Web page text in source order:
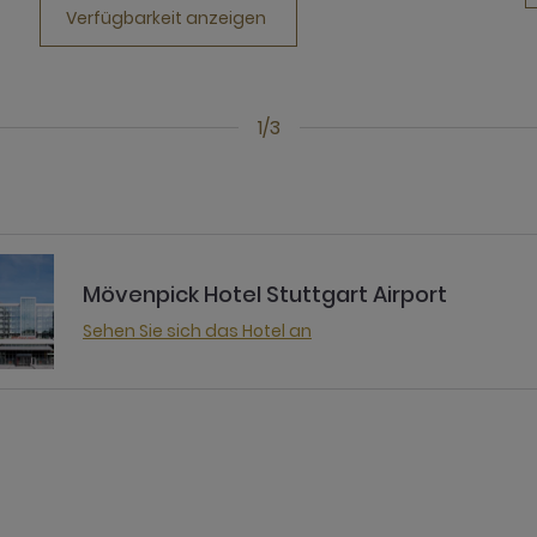
1/3
Verfügbarkeit anzeigen
Mövenpick Hotel Stuttgart Airport
Sehen Sie sich das Hotel an